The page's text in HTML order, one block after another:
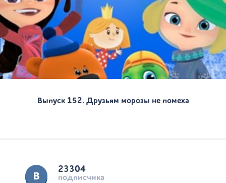
Выпуск 152. Друзьям морозы не помеха
23304
подписчика